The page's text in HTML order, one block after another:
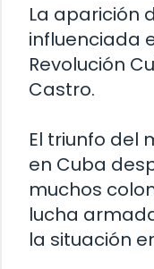
La aparición
influenciada
Revolución
Castro.
El triunfo del
en Cuba
muchos
lucha
la situación